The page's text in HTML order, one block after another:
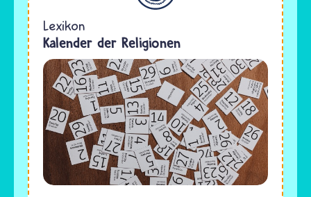
Lexikon
Kalender der Religionen